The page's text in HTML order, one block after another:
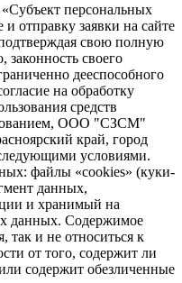
персональных
отправку заявки на сайте
свою полную
законность своего
дееспособного
на обработку
средств
ООО "СЗСМ"
край, город
условиями.
файлы «cookies» (куки-
данных,
и хранимый на
данных. Содержимое
так и не относиться к
от того, содержит ли
содержит обезличенные